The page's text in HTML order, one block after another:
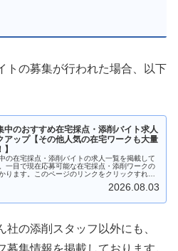
トの募集が行われた場合、以下
中のおすすめ在宅採点・添削バイト求人
アップ【その他人気の在宅ワークも大量
の在宅採点・添削バイトの求人一覧を掲載して
一目で現在応募可能な在宅採点・添削ワークの
ります。このページのリンクをクリックすれば
る主婦や大学生の方、在宅の副業を探している
2026.08.03
社の添削スタッフ以外にも、